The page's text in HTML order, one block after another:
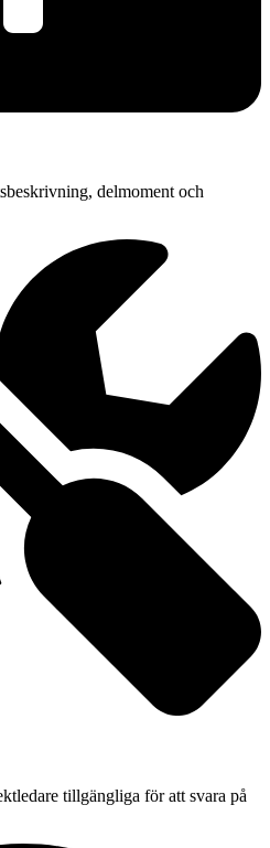
delmoment och
tillgängliga för att svara på